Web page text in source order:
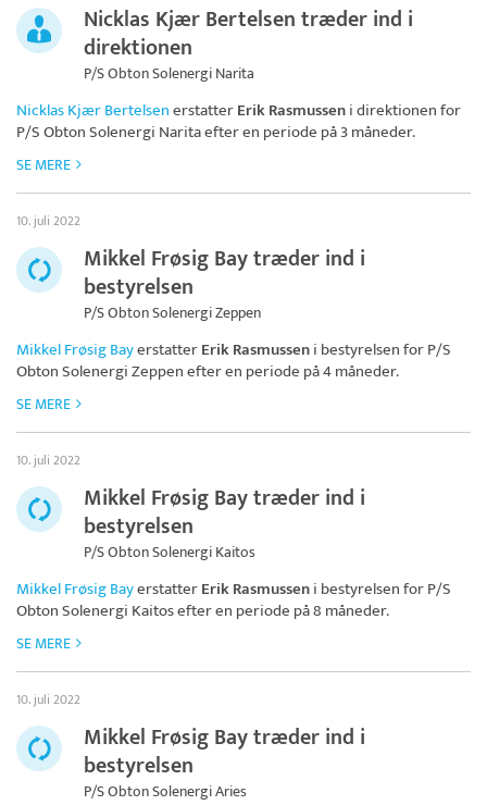
Nicklas Kjær Bertelsen træder ind i
direktionen
P/S Obton Solenergi Narita
Nicklas Kjær BertelsenerstatterErik Rasmusseni direktionen for
P/S Obton Solenergi Naritaefter en periode på 3 måneder.
SE MERE
10. juli 2022
Mikkel Frøsig Bay træder ind i
bestyrelsen
P/S Obton Solenergi Zeppen
Mikkel Frøsig BayerstatterErik Rasmusseni bestyrelsen forP/S
Obton Solenergi Zeppenefter en periode på 4 måneder.
SE MERE
10. juli 2022
Mikkel Frøsig Bay træder ind i
bestyrelsen
P/S Obton Solenergi Kaitos
Mikkel Frøsig BayerstatterErik Rasmusseni bestyrelsen forP/S
Obton Solenergi Kaitosefter en periode på 8 måneder.
SE MERE
10. juli 2022
Mikkel Frøsig Bay træder ind i
bestyrelsen
P/S Obton Solenergi Aries